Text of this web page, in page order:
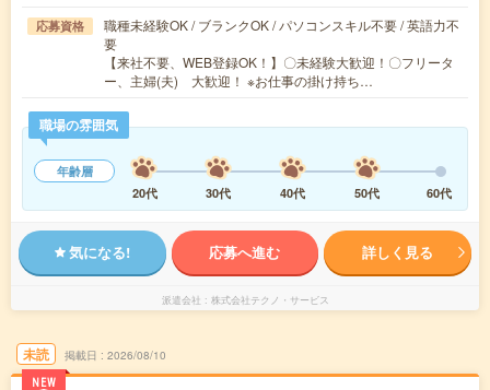
応募資格
職種未経験OK / ブランクOK / パソコンスキル不要 / 英語力不
要
【来社不要、WEB登録OK！】〇未経験大歓迎！〇フリータ
ー、主婦(夫) 大歓迎！ ※お仕事の掛け持ち…
職場の雰囲気
年齢層
20代
30代 40代 50代 60代
気になる! 応募へ進む 詳しく見る
派遣会社 株式会社テクノ・サービス
未読
NEW
掲載日 2026/08/10